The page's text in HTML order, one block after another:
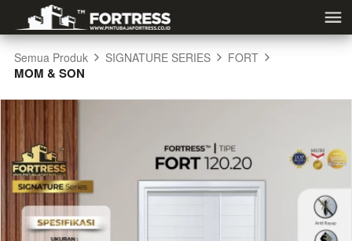
Semua Produk SIGNATURE SERIES FORT
MOM & SON